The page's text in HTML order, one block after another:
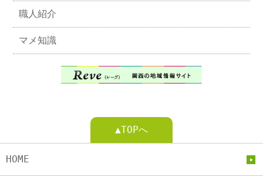
職人紹介
マメ知識
▲TOPへ
HOME